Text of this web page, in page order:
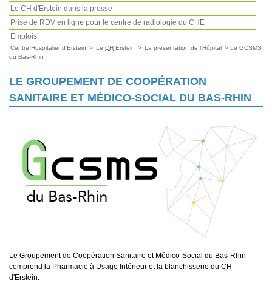
Le CH d'Erstein dans la presse
Prise de RDV en ligne pour le centre de radiologie du CHE
Emplois
Centre Hospitalier d'Erstein > Le CH Erstein > La présentation de l'Hôpital > Le GCSMS
du Bas-Rhin
LE GROUPEMENT DE COOPÉRATION
SANITAIRE ET MÉDICO-SOCIAL DU BAS-RHIN
Le Groupement de Coopération Sanitaire et Médico-Social du Bas-Rhin
comprend la Pharmacie à Usage Intérieur et la blanchisserie du CH
d'Erstein.